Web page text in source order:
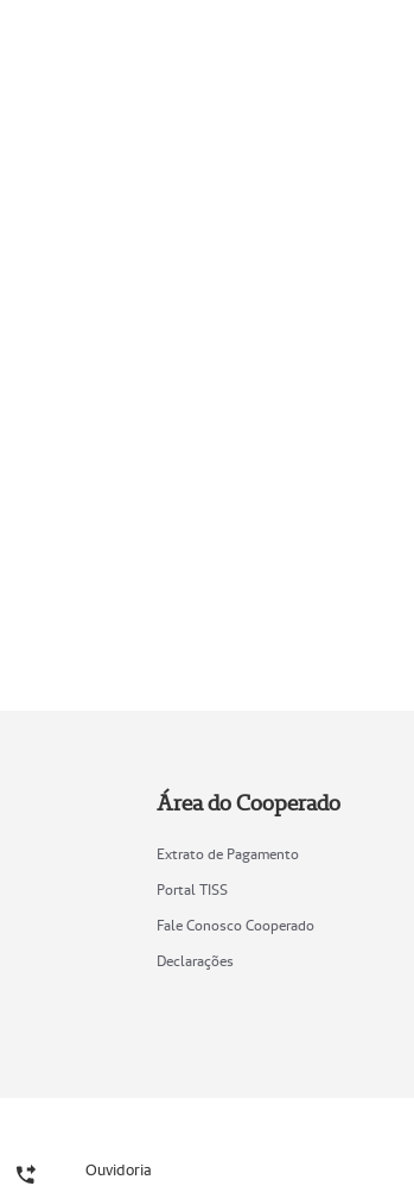
Área do Cooperado
Extrato de Pagamento
Portal TISS
Fale Conosco Cooperado
Declarações
Ouvidoria